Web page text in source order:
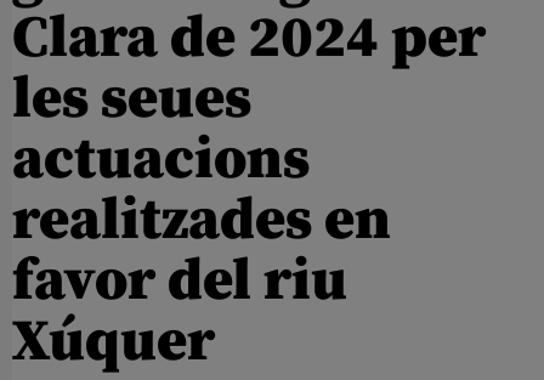
Clara de 2024 per
les seues
actuacions
realitzades en
favor del riu
Xúquer